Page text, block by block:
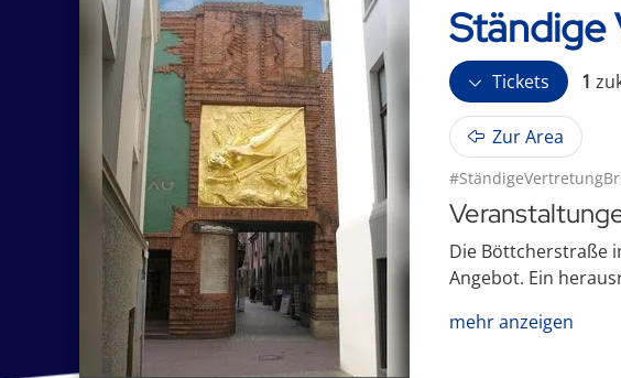
Ständige
Tickets 1
Zur Area
Die Böttcherstraße
Angebot. Ein
mehr anzeigen